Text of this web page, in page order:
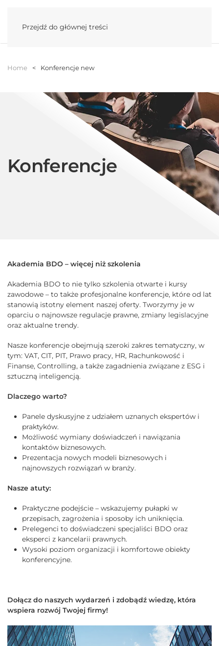
Przejdź do głównej treści
Home Konferencje new
Konferencje
Akademia BDO – więcej niż szkolenia
Akademia BDO to nie tylko szkolenia otwarte i kursy
zawodowe – to także profesjonalne konferencje, które od lat
stanowią istotny element naszej oferty. Tworzymy je w
oparciu o najnowsze regulacje prawne, zmiany legislacyjne
oraz aktualne trendy.
Nasze konferencje obejmują szeroki zakres tematyczny, w
tym: VAT, CIT, PIT, Prawo pracy, HR, Rachunkowość i
Finanse, Controlling, a także zagadnienia związane z ESG i
sztuczną inteligencją.
Dlaczego warto?
Panele dyskusyjne z udziałem uznanych ekspertów i
praktyków.
Możliwość wymiany doświadczeń i nawiązania
kontaktów biznesowych.
Prezentacja nowych modeli biznesowych i
najnowszych rozwiązań w branży.
Nasze atuty:
Praktyczne podejście – wskazujemy pułapki w
przepisach, zagrożenia i sposoby ich uniknięcia.
Prelegenci to doświadczeni specjaliści BDO oraz
eksperci z kancelarii prawnych.
Wysoki poziom organizacji i komfortowe obiekty
konferencyjne.
Dołącz do naszych wydarzeń i zdobądź wiedzę, która
wspiera rozwój Twojej firmy!